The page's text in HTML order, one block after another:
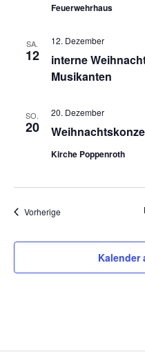
Feuerwehrhaus
SA.
12
interne
Musikanten
12. Dezember
SO.
20
20. Dezember
Kirche Poppenroth
VorherigeVeranstaltungen
Kalender